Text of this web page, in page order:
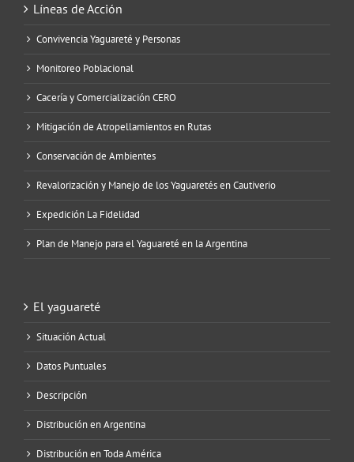
Líneas de Acción
Convivencia Yaguareté y Personas
Monitoreo Poblacional
Cacería y Comercialización CERO
Mitigación de Atropellamientos en Rutas
Conservación de Ambientes
Revalorización y Manejo de los Yaguaretés en Cautiverio
Expedición La Fidelidad
Plan de Manejo para el Yaguareté en la Argentina
El yaguareté
Situación Actual
Datos Puntuales
Descripción
Distribución en Argentina
Distribución en Toda América